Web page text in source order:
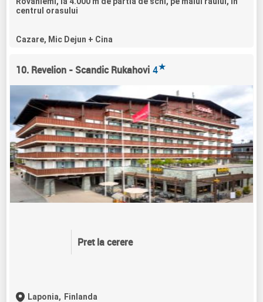
centrul orasului
Cazare, Mic Dejun + Cina
10. Revelion - Scandic Rukahovi 4★
Pret la cerere
Laponia, Finlanda